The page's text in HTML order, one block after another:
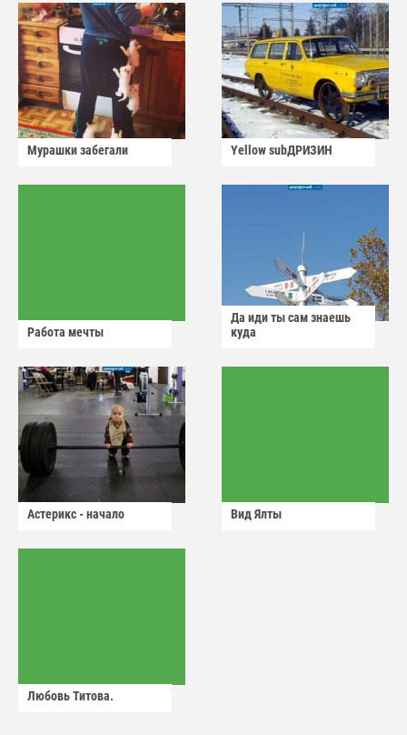
Мурашки забегали Yellow subДРИЗИН
Работа мечты
Да иди ты сам знаешь
куда
Астерикс - начало Вид Ялты
Любовь Титова.